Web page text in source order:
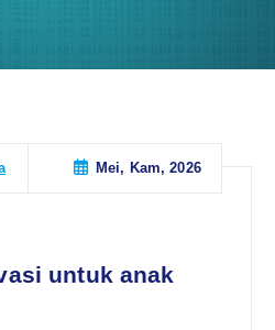
Mei, Kam, 2026
untuk anak